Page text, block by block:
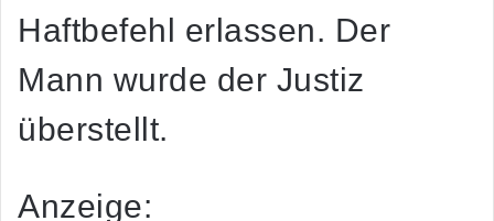
Haftbefehl erlassen. Der
Mann wurde der Justiz
überstellt.
Anzeige: